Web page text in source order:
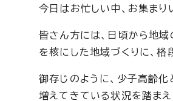
今日はお忙しい中、お集まり
皆さん方には、日頃から地
を核にした地域づくりに、格
御存じのように、少子高齢
増えてきている状況を踏ま